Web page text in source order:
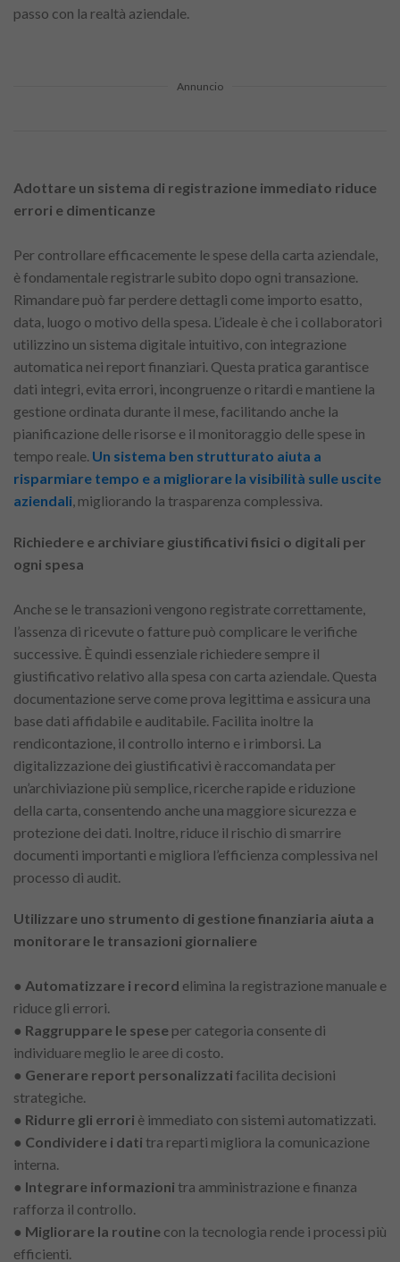
passo con la realtà aziendale.
Annuncio
Adottare un sistema di registrazione immediato riduce
errori e dimenticanze
Per controllare efficacemente le spese della carta aziendale,
è fondamentale registrarle subito dopo ogni transazione.
Rimandare può far perdere dettagli come importo esatto,
data, luogo o motivo della spesa. L’ideale è che i collaboratori
utilizzino un sistema digitale intuitivo, con integrazione
automatica nei report finanziari. Questa pratica garantisce
dati integri, evita errori, incongruenze o ritardi e mantiene la
gestione ordinata durante il mese, facilitando anche la
pianificazione delle risorse e il monitoraggio delle spese in
tempo reale. Un sistema ben strutturato aiuta a
risparmiare tempo e a migliorare la visibilità sulle uscite
aziendali, migliorando la trasparenza complessiva.
Richiedere e archiviare giustificativi fisici o digitali per
ogni spesa
Anche se le transazioni vengono registrate correttamente,
l’assenza di ricevute o fatture può complicare le verifiche
successive. È quindi essenziale richiedere sempre il
giustificativo relativo alla spesa con carta aziendale. Questa
documentazione serve come prova legittima e assicura una
base dati affidabile e auditabile. Facilita inoltre la
rendicontazione, il controllo interno e i rimborsi. La
digitalizzazione dei giustificativi è raccomandata per
un’archiviazione più semplice, ricerche rapide e riduzione
della carta, consentendo anche una maggiore sicurezza e
protezione dei dati. Inoltre, riduce il rischio di smarrire
documenti importanti e migliora l’efficienza complessiva nel
processo di audit.
Utilizzare uno strumento di gestione finanziaria aiuta a
monitorare le transazioni giornaliere
● Automatizzare i record elimina la registrazione manuale e
riduce gli errori.
● Raggruppare le spese per categoria consente di
individuare meglio le aree di costo.
● Generare report personalizzati facilita decisioni
strategiche.
● Ridurre gli errori è immediato con sistemi automatizzati.
● Condividere i dati tra reparti migliora la comunicazione
interna.
● Integrare informazioni tra amministrazione e finanza
rafforza il controllo.
● Migliorare la routine con la tecnologia rende i processi più
efficienti.